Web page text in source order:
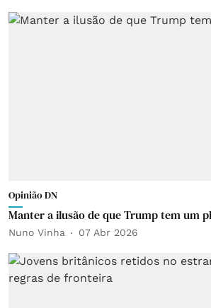
Opinião DN
Manter a ilusão de que Trump tem um
Nuno Vinha 07 Abr 2026